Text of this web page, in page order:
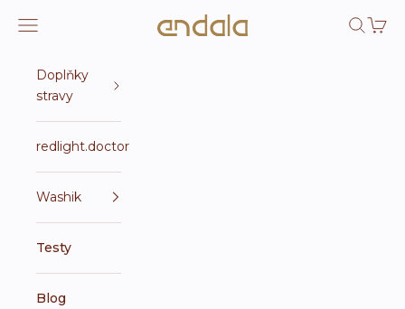
Endala e-shop
Otevřít navigační menu Otevřít
Doplňky
stravy
redlight.doctor
Washik
Testy
Blog